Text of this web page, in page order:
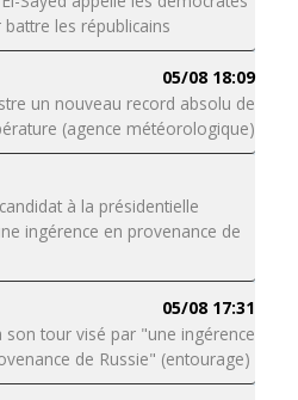
les républicains
05/08 18:09
un nouveau record absolu de
(agence météorologique)
à la présidentielle
ingérence en provenance de
05/08 17:31
son tour visé par "une ingérence
de Russie" (entourage)